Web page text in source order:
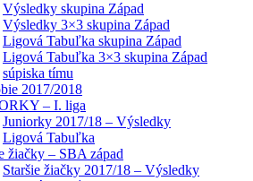
Výsledky skupina Západ
Výsledky 3×3 skupina Západ
Ligová Tabuľka skupina Západ
Ligová Tabuľka 3×3 skupina Západ
súpiska tímu
2017/2018
– I. liga
Juniorky 2017/18 – Výsledky
Ligová Tabuľka
žiačky – SBA západ
Staršie žiačky 2017/18 – Výsledky